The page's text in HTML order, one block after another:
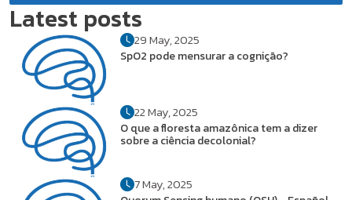
Latest posts
29 May, 2025
SpO2 pode mensurar a cognição?
22 May, 2025
O que a floresta amazônica tem a dizer
sobre a ciência decolonial?
7 May, 2025